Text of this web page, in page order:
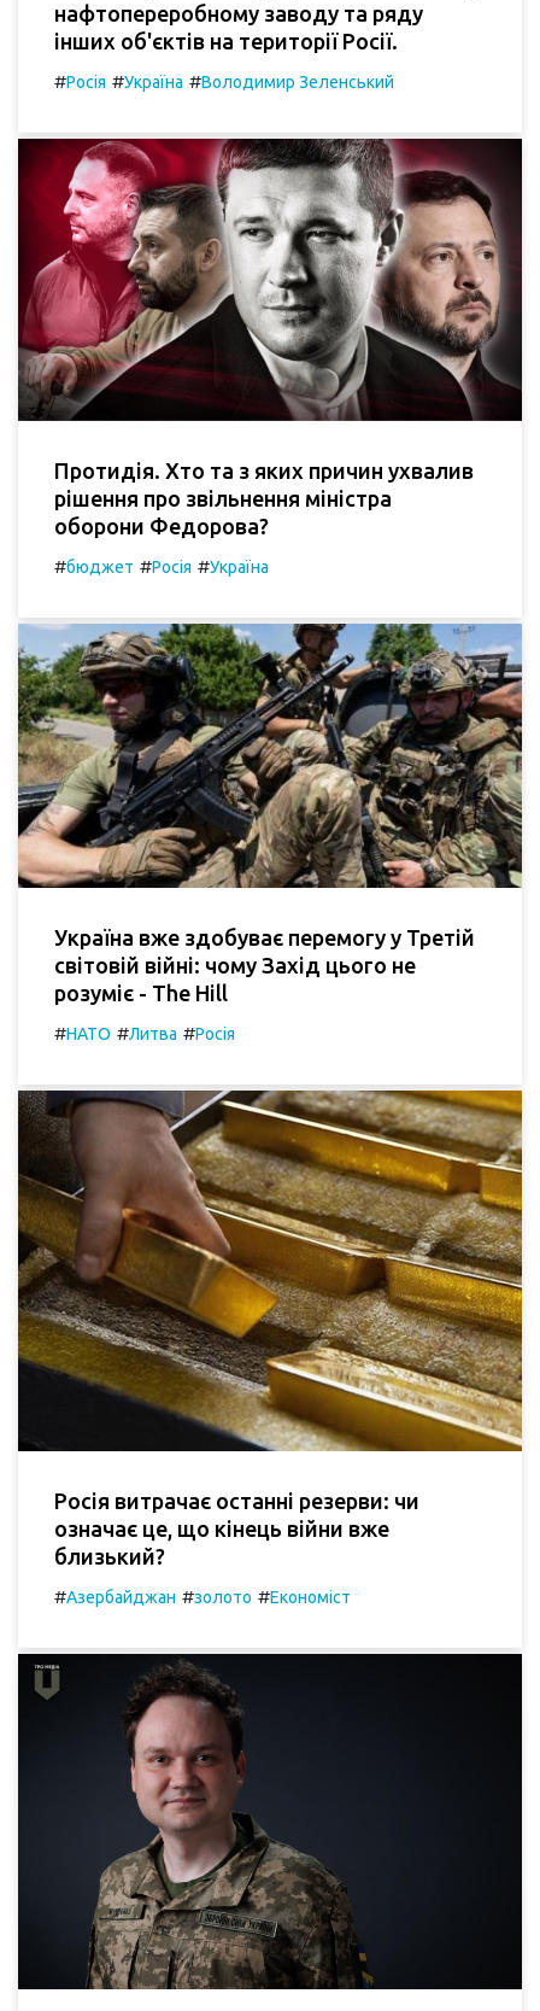
нафтопереробному заводу та ряду
інших об'єктів на території Росії.
#Росія #Україна #Володимир Зеленський
Протидія. Хто та з яких причин ухвалив
рішення про звільнення міністра
оборони Федорова?
#бюджет #Росія #Україна
Україна вже здобуває перемогу у Третій
світовій війні: чому Захід цього не
розуміє - The Hill
#НАТО #Литва #Росія
Росія витрачає останні резерви: чи
означає це, що кінець війни вже
близький?
#Азербайджан #золото #Економіст